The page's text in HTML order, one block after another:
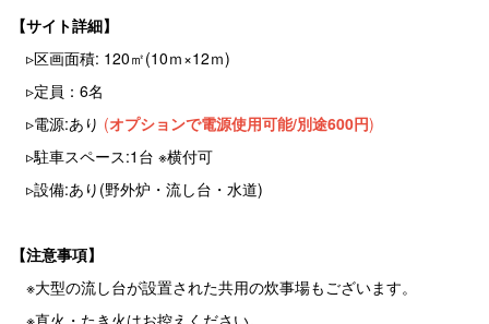
【サイト詳細】
▹区画面積: 120㎡(10ｍ×12ｍ)
▹定員：6名
▹電源:あり (オプションで電源使用可能/別途600円)
▹駐車スペース:1台 ※横付可
▹設備:あり(野外炉・流し台・水道)
【注意事項】
※大型の流し台が設置された共用の炊事場もございます。
※直火・たき火はお控えください。